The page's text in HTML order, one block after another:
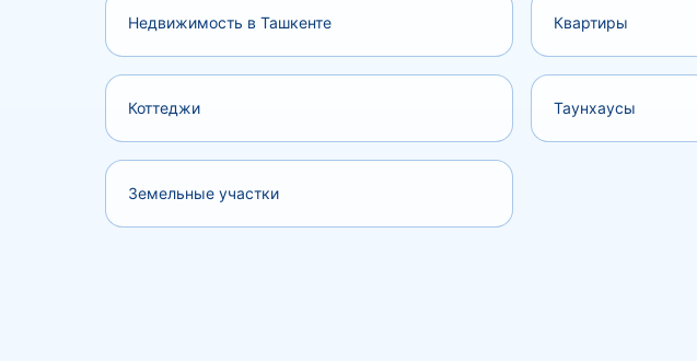
Недвижимость в Ташкенте Квартиры
Коттеджи Таунхаусы
Земельные участки